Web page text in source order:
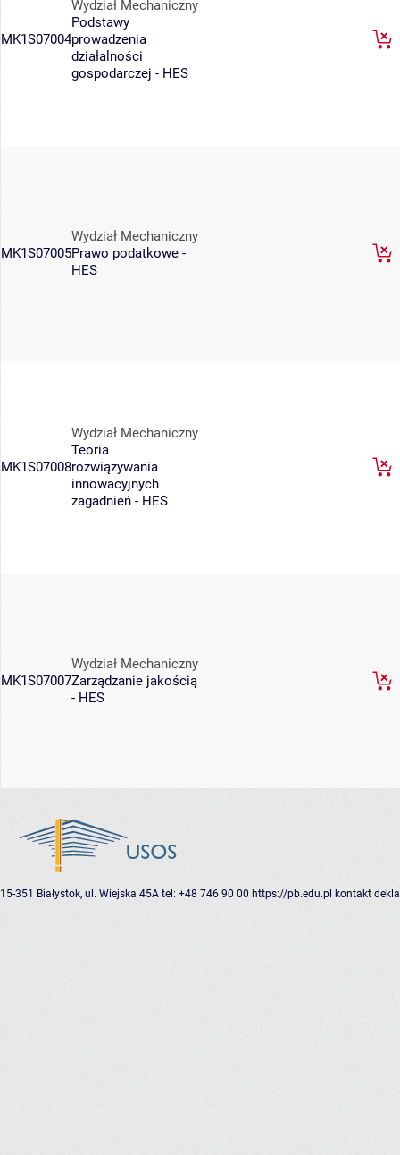
MK1S07004
Wydział Mechaniczny
Podstawy
prowadzenia
działalności
gospodarczej - HES
MK1S07005
Wydział Mechaniczny
Prawo podatkowe -
HES
MK1S07008
Wydział Mechaniczny
Teoria
rozwiązywania
innowacyjnych
zagadnień - HES
MK1S07007
Wydział Mechaniczny
Zarządzanie jakością
- HES
15-351 Białystok, ul. Wiejska 45A tel: +48 746 90 00 https://pb.edu.pl kontakt